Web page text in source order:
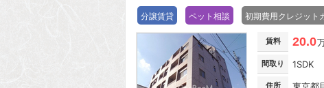
分譲賃貸 ペット相談 初期費用クレジット
賃料 20.0
間取り 1SDK
住所